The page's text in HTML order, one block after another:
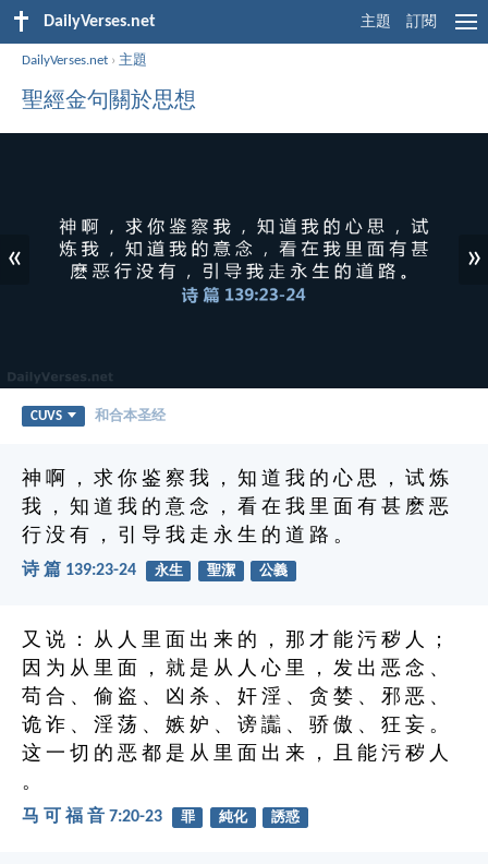
DailyVerses.net 主題 訂閱
DailyVerses.net › 主題
聖經金句關於思想
« »
CUVS 和合本圣经
神 啊 ， 求 你 鉴 察 我 ， 知 道 我 的 心 思 ， 试 炼
我 ， 知 道 我 的 意 念 ， 看 在 我 里 面 有 甚 麽 恶
行 没 有 ， 引 导 我 走 永 生 的 道 路 。
诗 篇 139:23-24 永生 聖潔 公義
又 说 ： 从 人 里 面 出 来 的 ， 那 才 能 污 秽 人 ；
因 为 从 里 面 ， 就 是 从 人 心 里 ， 发 出 恶 念 、
苟 合 、 偷 盗 、 凶 杀 、 奸 淫 、 贪 婪 、 邪 恶 、
诡 诈 、 淫 荡 、 嫉 妒 、 谤 讟 、 骄 傲 、 狂 妄 。
这 一 切 的 恶 都 是 从 里 面 出 来 ， 且 能 污 秽 人
。
马 可 福 音 7:20-23 罪 純化 誘惑